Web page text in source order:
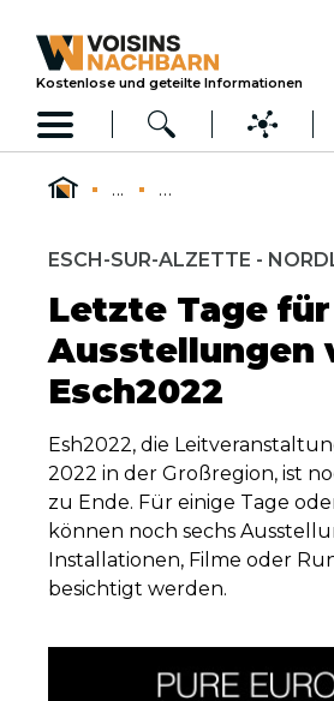
Kostenlose und geteilte Informationen
... ...
ESCH-SUR-ALZETTE -
Letzte Tage
Ausstellungen
Esch2022
Esh2022, die
2022 in der Großregion, ist
zu Ende. Für einige Tage
können noch sechs
Installationen, Filme oder
besichtigt werden.